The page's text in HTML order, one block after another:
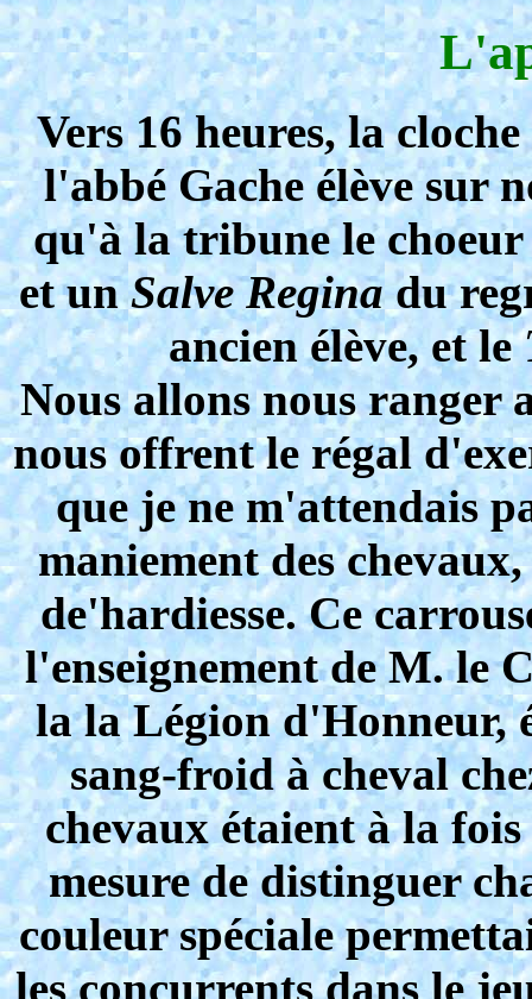
Vers 16 heures, la
l'abbé Gache élève sur
qu'à la tribune le
et unSalve Reginadu
ancien élève, et le
Nous allons nous ranger
nous offrent le régal
que je ne m'attendais
maniement des
de'hardiesse. Ce
l'enseignement de M. le
la la Légion d'Honneur,
sang-froid à cheval
chevaux étaient à la
mesure de distinguer
couleur spéciale
les concurrents dans le